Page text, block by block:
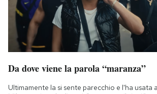
Da dove viene la parola “maranza”
Ultimamente la si sente parecchio e l'ha usata